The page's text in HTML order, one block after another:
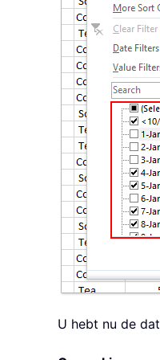
U hebt nu de